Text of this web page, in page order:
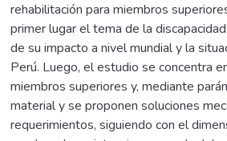
rehabilitación para miembros
primer lugar el tema de la
de su impacto a nivel mundial y la
Perú. Luego, el estudio se concentra
miembros superiores y, mediante
material y se proponen soluciones
requerimientos, siguiendo con el